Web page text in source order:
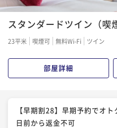
【早期割28】早期予約でオ
日前から返金不可
【ベストレート／朝食付】
おすすめ
スタンダードツイン（喫
23平米 喫煙可 無料Wi-Fi ツイン
部屋詳細
【早期割28】早期予約でオ
日前から返金不可